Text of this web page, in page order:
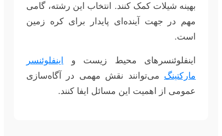
بهینه شیلات کمک کنند. انتخاب این رشته، گامی
مهم در جهت آینده‌ای پایدار برای کره زمین
است.
اینفلوئنسرهای محیط زیست و
اینفلوئنسر
مارکتینگ می‌توانند نقش مهمی در آگاه‌سازی
عمومی از اهمیت این مسائل ایفا کنند.